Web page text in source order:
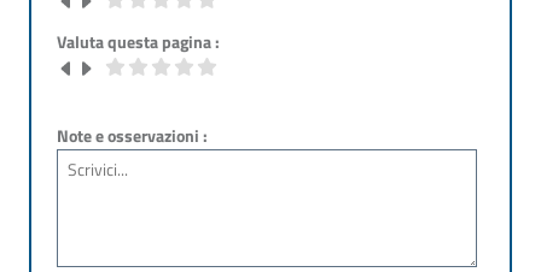
Valuta questa pagina :
Note e osservazioni :